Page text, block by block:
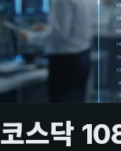
코스닥